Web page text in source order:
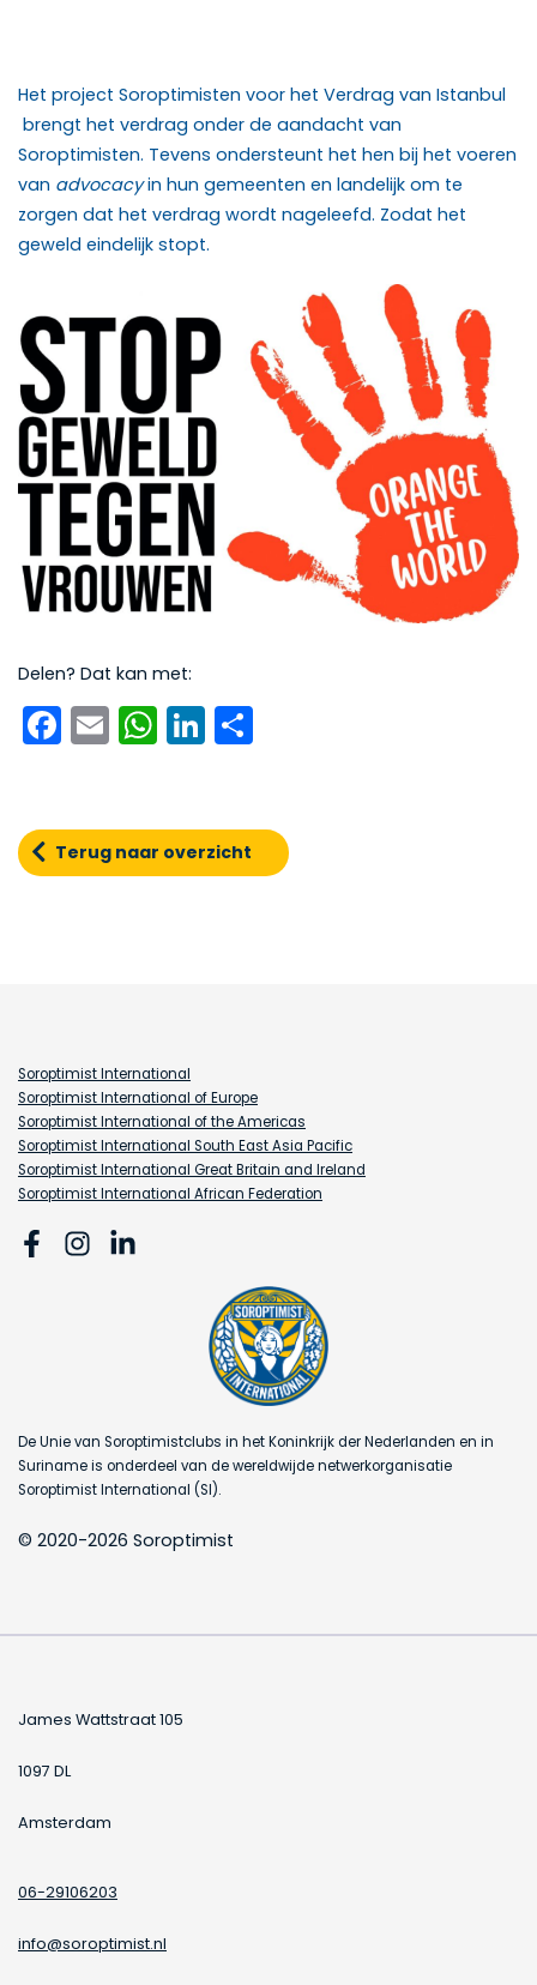
Het project Soroptimisten voor het Verdrag van Istanbul
brengt het verdrag onder de aandacht van
Soroptimisten. Tevens ondersteunt het hen bij het voeren
van advocacyin hun gemeenten en landelijk om te
zorgen dat het verdrag wordt nageleefd. Zodat het
geweld eindelijk stopt.
Delen? Dat kan met:
Facebook
EmailWhatsApp
LinkedIn
Terug naar overzicht
Soroptimist International
Soroptimist International of Europe
Soroptimist International of the Americas
Soroptimist International South East Asia Pacific
Soroptimist International Great Britain and Ireland
Soroptimist International African Federation
De Unie van Soroptimistclubs in het Koninkrijk der Nederlanden en in
Suriname is onderdeel van de wereldwijde netwerkorganisatie
Soroptimist International (SI).
© 2020-2026 Soroptimist
James Wattstraat 105
1097 DL
Amsterdam
06-29106203
info@soroptimist.nl